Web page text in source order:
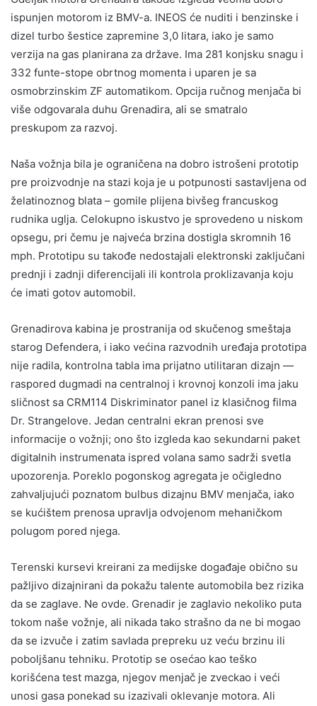
ispunjen motorom iz BMV-a. INEOS će nuditi i benzinske i
dizel turbo šestice zapremine 3,0 litara, iako je samo
verzija na gas planirana za države. Ima 281 konjsku snagu i
332 funte-stope obrtnog momenta i uparen je sa
osmobrzinskim ZF automatikom. Opcija ručnog menjača bi
više odgovarala duhu Grenadira, ali se smatralo
preskupom za razvoj.
Naša vožnja bila je ograničena na dobro istrošeni prototip
pre proizvodnje na stazi koja je u potpunosti sastavljena od
želatinoznog blata – gomile plijena bivšeg francuskog
rudnika uglja. Celokupno iskustvo je sprovedeno u niskom
opsegu, pri čemu je najveća brzina dostigla skromnih 16
mph. Prototipu su takođe nedostajali elektronski zaključani
prednji i zadnji diferencijali ili kontrola proklizavanja koju
će imati gotov automobil.
Grenadirova kabina je prostranija od skučenog smeštaja
starog Defendera, i iako većina razvodnih uređaja prototipa
nije radila, kontrolna tabla ima prijatno utilitaran dizajn —
raspored dugmadi na centralnoj i krovnoj konzoli ima jaku
sličnost sa CRM114 Diskriminator panel iz klasičnog filma
Dr. Strangelove. Jedan centralni ekran prenosi sve
informacije o vožnji; ono što izgleda kao sekundarni paket
digitalnih instrumenata ispred volana samo sadrži svetla
upozorenja. Poreklo pogonskog agregata je očigledno
zahvaljujući poznatom bulbus dizajnu BMV menjača, iako
se kućištem prenosa upravlja odvojenom mehaničkom
polugom pored njega.
Terenski kursevi kreirani za medijske događaje obično su
pažljivo dizajnirani da pokažu talente automobila bez rizika
da se zaglave. Ne ovde. Grenadir je zaglavio nekoliko puta
tokom naše vožnje, ali nikada tako strašno da ne bi mogao
da se izvuče i zatim savlada prepreku uz veću brzinu ili
poboljšanu tehniku. Prototip se osećao kao teško
korišćena test mazga, njegov menjač je zveckao i veći
unosi gasa ponekad su izazivali oklevanje motora. Ali